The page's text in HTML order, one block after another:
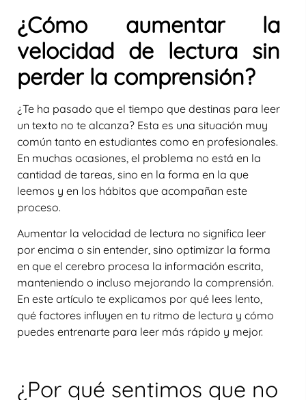
¿Cómo aumentar la
velocidad de lectura sin
perder la comprensión?
¿Te ha pasado que el tiempo que destinas para leer
un texto no te alcanza? Esta es una situación muy
común tanto en estudiantes como en profesionales.
En muchas ocasiones, el problema no está en la
cantidad de tareas, sino en la forma en la que
leemos y en los hábitos que acompañan este
proceso.
Aumentar la velocidad de lectura no significa leer
por encima o sin entender, sino optimizar la forma
en que el cerebro procesa la información escrita
manteniendo o incluso mejorando la comprensión.
En este artículo te explicamos por qué lees lento,
qué factores influyen en tu ritmo de lectura y cómo
puedes entrenarte para leer más rápido y mejor.
¿Por qué sentimos que no